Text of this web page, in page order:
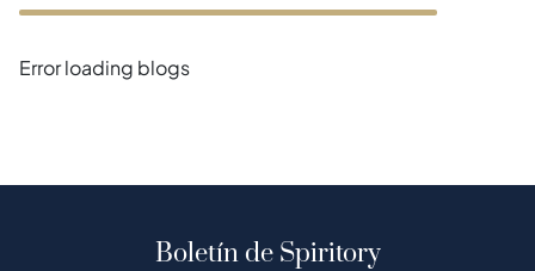
Error loading blogs
Boletín de Spiritory